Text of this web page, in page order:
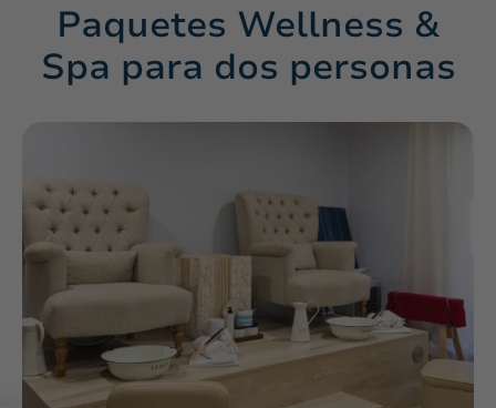
Paquetes Wellness &
Spa para dos personas